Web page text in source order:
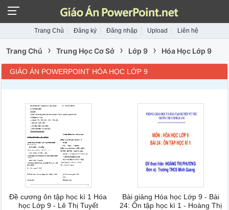
Trang Chủ Đăng ký Đăng nhập Upload Liên hệ
Trang Chủ › Trung Học Cơ Sở › Lớp 9 › Hóa Học Lớp 9
GIÁO ÁN POWERPOINT HÓA HỌC LỚP 9
Đề cương ôn tập học kì 1 Hóa
học Lớp 9 - Lê Thị Tuyết
Bài giảng Hóa học Lớp 9 - Bài
24: Ôn tập học kì 1 - Hoàng Thị